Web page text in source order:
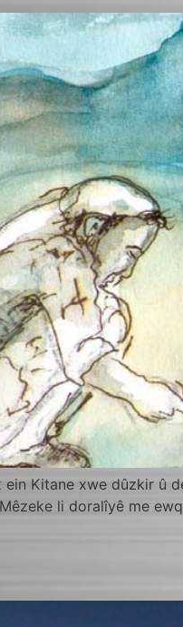
ein Kitane xwe dûzkir û
li doralîyê me